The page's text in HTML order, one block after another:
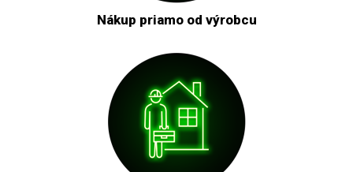
Nákup priamo od výrobcu